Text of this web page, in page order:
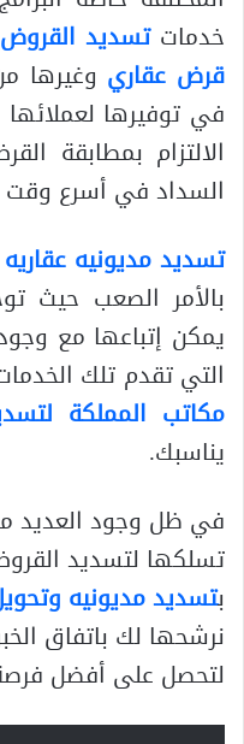
خدمات تسديد القروض
قرض عقاري وغيرها
في توفيرها لعملائها
الالتزام بمطابقة
السداد في أسرع
تسديد مديونيه عقاريه
بالأمر الصعب حيث
يمكن إتباعها مع
التي تقدم تلك
مكاتب المملكة
يناسبك.
في ظل وجود العديد
تسلكها لتسديد
بتسديد مديونيه
نرشحها لك باتفاق
لتحصل على أفضل